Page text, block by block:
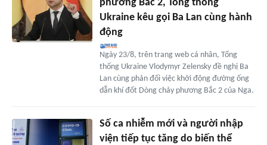
phương Bắc 2, Tổng thống
Ukraine kêu gọi Ba Lan cùng hành
động
Ngày 23/8, trên trang web cá nhân, Tổng
thống Ukraine Vlodymyr Zelensky đề nghị Ba
Lan cùng phản đối việc khởi động đường ống
dẫn khí đốt Dòng chảy phương Bắc 2 của Nga.
Số ca nhiễm mới và người nhập
viện tiếp tục tăng do biến thể